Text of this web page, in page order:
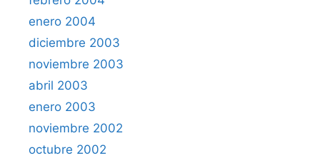
enero 2004
diciembre 2003
noviembre 2003
abril 2003
enero 2003
noviembre 2002
octubre 2002